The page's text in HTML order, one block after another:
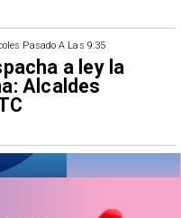
Pasado A Las 9:35
a ley la
Alcaldes